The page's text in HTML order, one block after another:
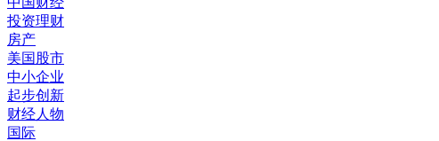
投资理财
房产
美国股市
中小企业
起步创新
财经人物
国际